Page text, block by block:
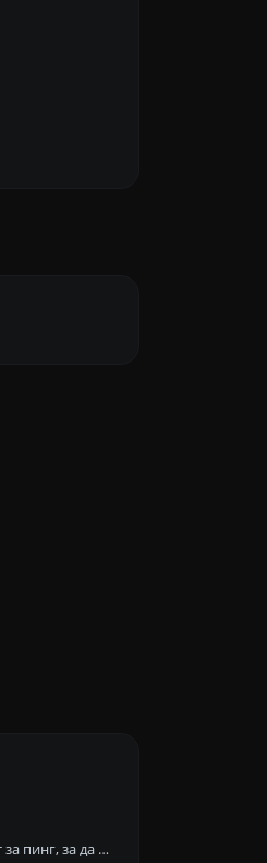
Използвайте нашия инструмент за пинг, за да проверите състоянието и времето за отговор на всеки уебсайт, сървър или порт бързо и ефективно.